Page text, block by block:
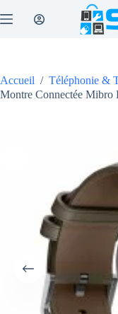
au
Accueil / Téléphonie &
Montre Connectée Mibro